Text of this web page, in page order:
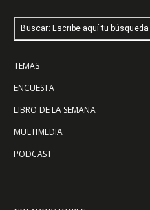
Buscar: Escribe aquí tu búsqueda
TEMAS
ENCUESTA
LIBRO DE LA SEMANA
MULTIMEDIA
PODCAST